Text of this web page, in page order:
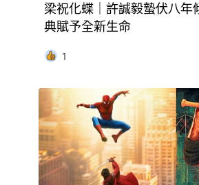
梁祝化蝶｜許誠毅蟄伏八
典賦予全新生命
1